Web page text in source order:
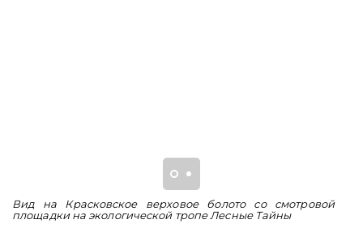
Вид на Красковское верховое болото со смотровой
площадки на экологической тропе Лесные Тайны